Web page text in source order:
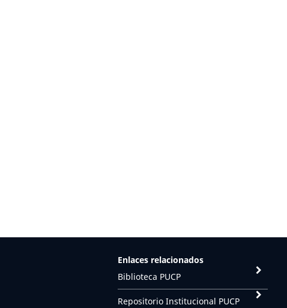
Enlaces relacionados
Biblioteca PUCP
Repositorio Institucional PUCP